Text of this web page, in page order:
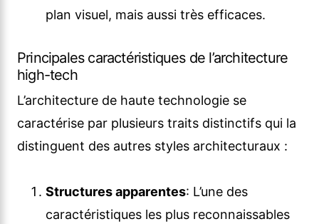
plan visuel, mais aussi très efficaces.
Principales caractéristiques de l’architecture
high-tech
L’architecture de haute technologie se
caractérise par plusieurs traits distinctifs qui la
distinguent des autres styles architecturaux :
Structures apparentes: L’une des
caractéristiques les plus reconnaissables